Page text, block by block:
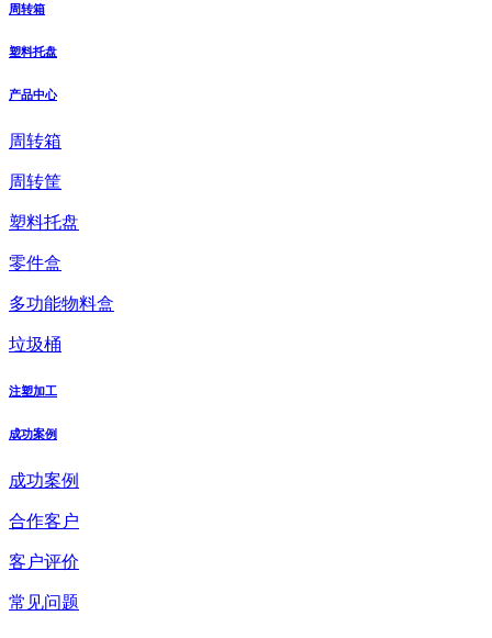
周转箱
塑料托盘
产品中心
周转箱
周转筐
塑料托盘
零件盒
多功能物料盒
垃圾桶
注塑加工
成功案例
成功案例
合作客户
客户评价
常见问题